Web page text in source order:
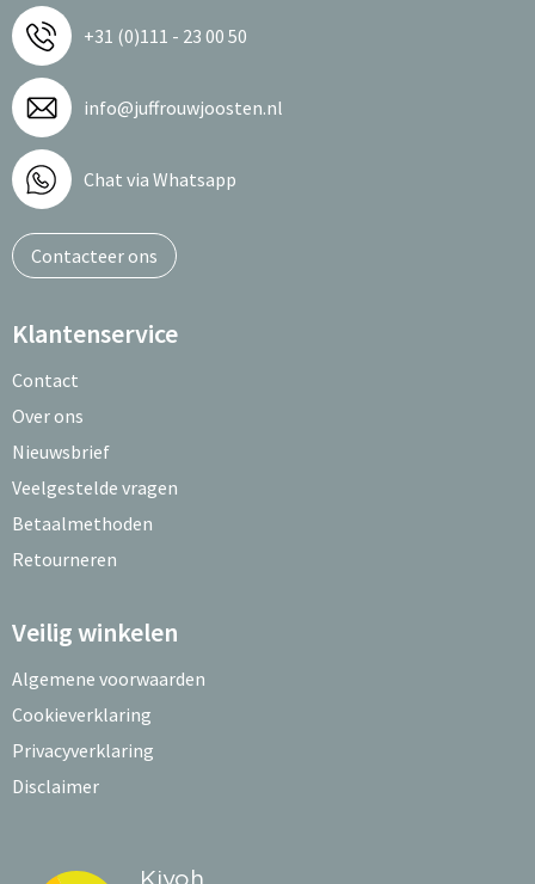
+31 (0)111 - 23 00 50
info@juffrouwjoosten.nl
Chat via Whatsapp
Contacteer ons
Klantenservice
Contact
Over ons
Nieuwsbrief
Veelgestelde vragen
Betaalmethoden
Retourneren
Veilig winkelen
Algemene voorwaarden
Cookieverklaring
Privacyverklaring
Disclaimer